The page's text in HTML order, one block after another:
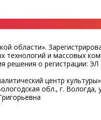
области».
технологий и массовых
решения о регистрации:
центр культуры»
обл., г.